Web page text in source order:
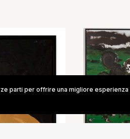
parti per offrire una migliore